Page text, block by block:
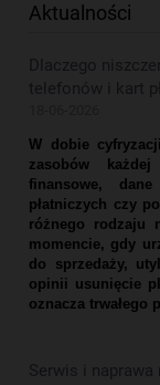
Aktualności
Dlaczego
telefonów i kart
W dobie
zasobów
finansowe,
płatniczych czy
różnego rodzaju
momencie, gdy
do sprzedaży,
opinii usunięcie
oznacza trwałego
Serwis i